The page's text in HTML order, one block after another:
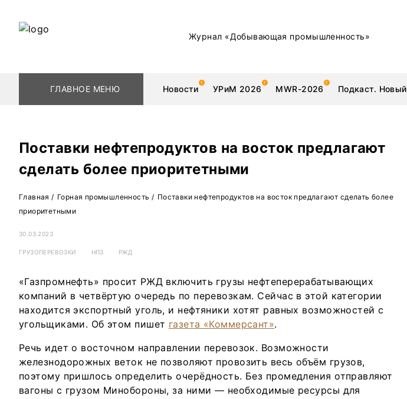
Журнал «Добывающая промышленность»
ГЛАВНОЕ МЕНЮ Новости УРиМ 2026 MWR-2026 Подкаст.
Геологоразведка
Обогащение
Редкоземельные металлы
Золото Техника и
Интервью
Мероприятия
Поставки нефтепродуктов на восток предлагают
сделать более приоритетными
Главная / Горная промышленность / Поставки нефтепродуктов на восток предлагают сделать более
приоритетными
30.03.2023
ГРУЗОПЕРЕВОЗКИ НПЗ РЖД
«Газпромнефть» просит РЖД включить грузы нефтеперерабатывающих
компаний в четвёртую очередь по перевозкам. Сейчас в этой категории
находится экспортный уголь, и нефтяники хотят равных возможностей с
угольщиками. Об этом пишет газета «Коммерсант».
Речь идет о восточном направлении перевозок. Возможности
железнодорожных веток не позволяют провозить весь объём грузов,
поэтому пришлось определить очерёдность. Без промедления отправляют
вагоны с грузом Минобороны, за ними — необходимые ресурсы для